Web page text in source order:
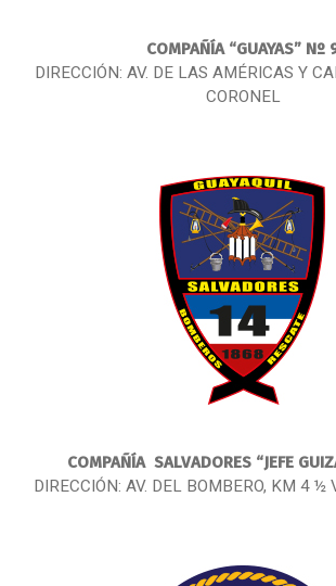
COMPAÑÍA “GUAYAS” Nº
DIRECCIÓN: AV. DE LAS AMÉRICAS Y
CORONEL
COMPAÑÍA SALVADORES “JEFE
DIRECCIÓN: AV. DEL BOMBERO, KM 4 ½